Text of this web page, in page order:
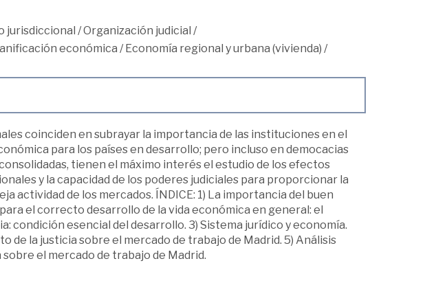
jurisdiccional /Organización judicial /
económica /Economía regional y urbana (vivienda) /
coinciden en subrayar la importancia de las instituciones en el
para los países en desarrollo; pero incluso en democacias
tienen el máximo interés el estudio de los efectos
y la capacidad de los poderes judiciales para proporcionar la
actividad de los mercados. ÍNDICE: 1) La importancia del buen
el correcto desarrollo de la vida económica en general: el
condición esencial del desarrollo. 3) Sistema jurídico y economía.
de la justicia sobre el mercado de trabajo de Madrid. 5) Análisis
el mercado de trabajo de Madrid.